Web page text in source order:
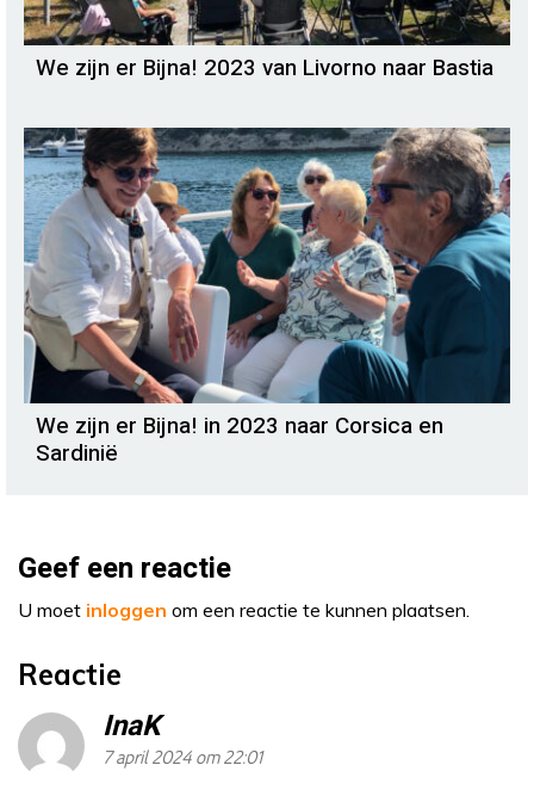
We zijn er Bijna! 2023 van Livorno naar Bastia
We zijn er Bijna! in 2023 naar Corsica en
Sardinië
Geef een reactie
U moet inloggen om een reactie te kunnen plaatsen.
Reactie
InaK
7 april 2024 om 22:01